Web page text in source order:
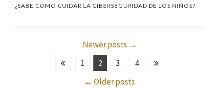
¿SABE CÓMO CUIDAR LA CIBERSEGURIDAD DE LOS NIÑOS?
Newer posts →
1
2 3
4
← Older posts